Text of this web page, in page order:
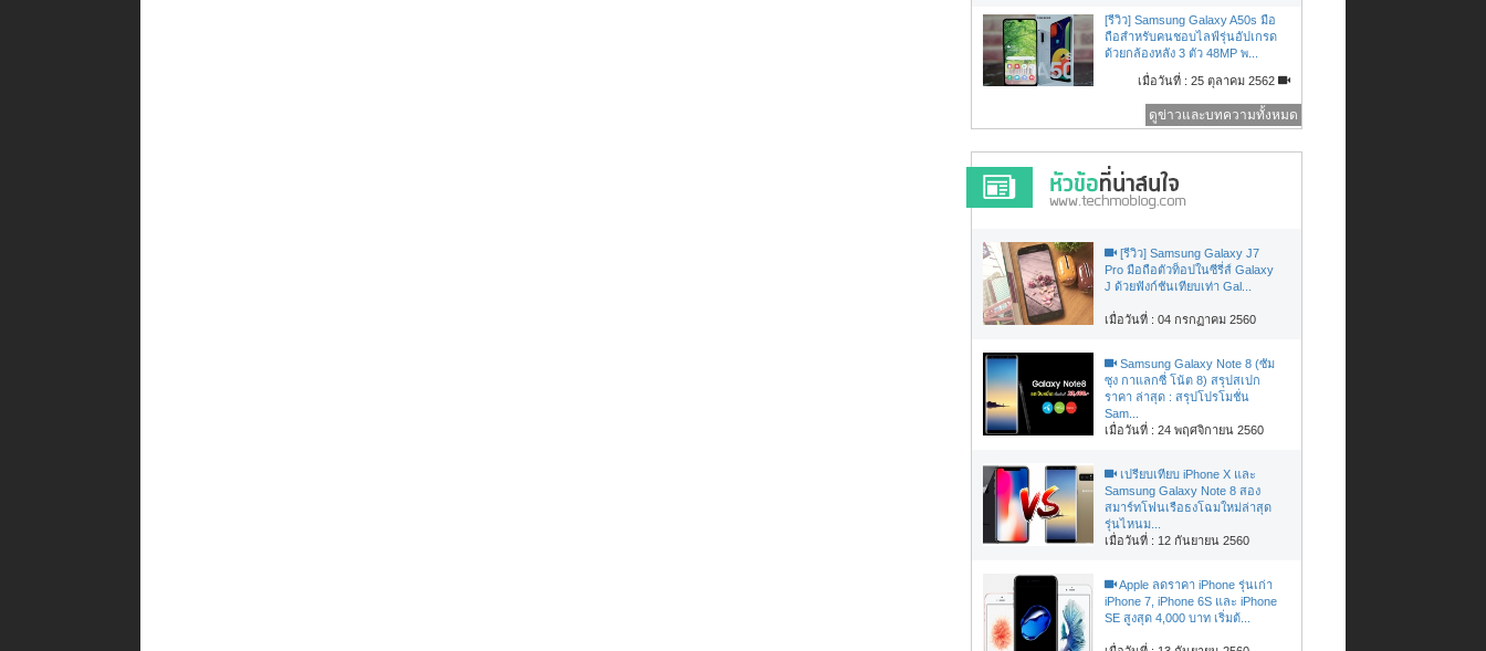
[รีวิว] Samsung Galaxy A50s มือ
ถือสำหรับคนชอบไลฟ์รุ่นอัปเกรด
ด้วยกล้องหลัง 3 ตัว 48MP พ...
เมื่อวันที่ : 25 ตุลาคม 2562
ดูข่าวและบทความทั้งหมด
[รีวิว] Samsung Galaxy J7
Pro มือถือตัวท็อปในซีรี่ส์ Galaxy
J ด้วยฟังก์ชันเทียบเท่า Gal...
เมื่อวันที่ : 04 กรกฏาคม 2560
Samsung Galaxy Note 8 (ซัม
ซุง กาแลกซี่ โน้ต 8) สรุปสเปก
ราคา ล่าสุด : สรุปโปรโมชั่น
Sam...
เมื่อวันที่ : 24 พฤศจิกายน 2560
เปรียบเทียบ iPhone X และ
Samsung Galaxy Note 8 สอง
สมาร์ทโฟนเรือธงโฉมใหม่ล่าสุด
รุ่นไหนม...
เมื่อวันที่ : 12 กันยายน 2560
Apple ลดราคา iPhone รุ่นเก่า
iPhone 7, iPhone 6S และ iPhone
SE สูงสุด 4,000 บาท เริ่มต้...